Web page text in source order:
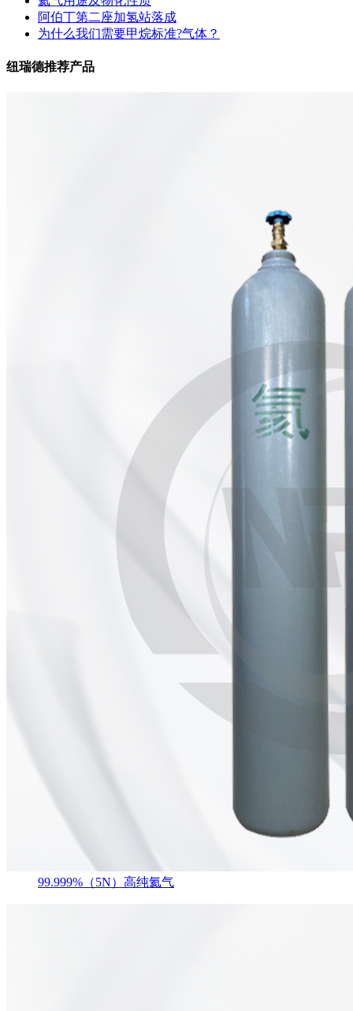
阿伯丁第二座加氢站落成
为什么我们需要甲烷标准?气体？
纽瑞德推荐产品
99.999%（5N）高纯氦气